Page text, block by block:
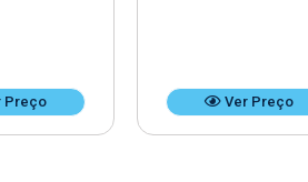
Preço Ver Preço